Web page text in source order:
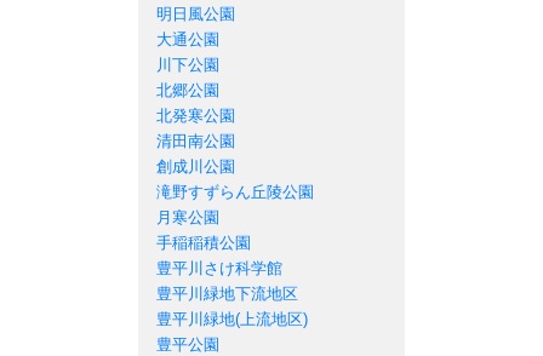
明日風公園
大通公園
川下公園
北郷公園
北発寒公園
清田南公園
創成川公園
滝野すずらん丘陵公園
月寒公園
手稲稲積公園
豊平川さけ科学館
豊平川緑地下流地区
豊平川緑地(上流地区)
豊平公園